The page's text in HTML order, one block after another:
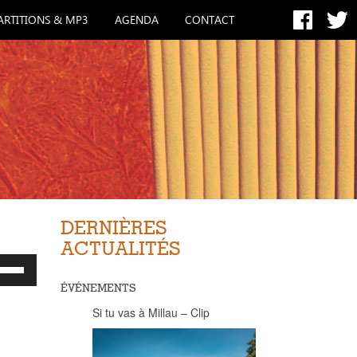
& MP3 AGENDA CONTACT
DERNIÈRES
ACTUALITÉS
ÉVÉNEMENTS
Si tu vas à Millau – Clip